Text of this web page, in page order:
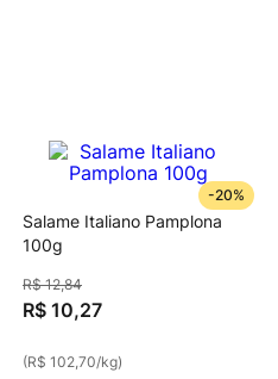
-20%
Salame Italiano Pamplona
100g
R$ 12,84
R$ 10,27
(R$ 102,70/kg)